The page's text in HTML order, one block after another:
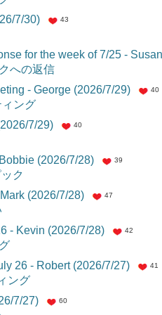
7/30)
43
for the week of 7/25 -
への返信
- George (2026/7/29)
ィング
40
7/29)
40
(2026/7/28)
ック
39
(2026/7/28)
47
- Kevin (2026/7/28)
グ
42
26 - Robert (2026/7/27)
ング
41
7/27)
60